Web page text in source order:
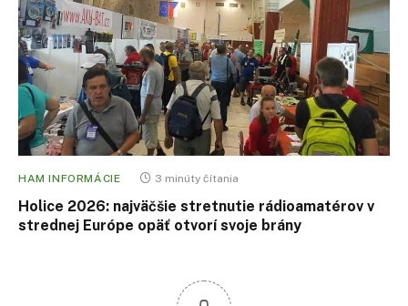
HAM INFORMÁCIE 3 minúty čítania
Holice 2026: najväčšie stretnutie rádioamatérov v
strednej Európe opäť otvorí svoje brány